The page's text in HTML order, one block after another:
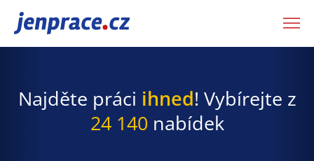
JenPráce.cz
Najděte práci ihned! Vybírejte z
24 140 nabídek